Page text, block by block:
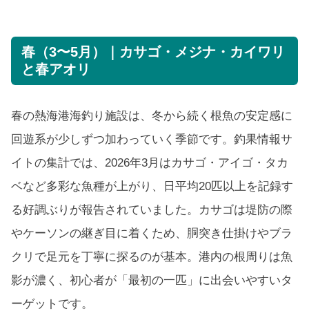
春（3〜5月）｜カサゴ・メジナ・カイワリ
と春アオリ
春の熱海港海釣り施設は、冬から続く根魚の安定感に
回遊系が少しずつ加わっていく季節です。釣果情報サ
イトの集計では、2026年3月はカサゴ・アイゴ・タカ
ベなど多彩な魚種が上がり、日平均20匹以上を記録す
る好調ぶりが報告されていました。カサゴは堤防の際
やケーソンの継ぎ目に着くため、胴突き仕掛けやブラ
クリで足元を丁寧に探るのが基本。港内の根周りは魚
影が濃く、初心者が「最初の一匹」に出会いやすいタ
ーゲットです。